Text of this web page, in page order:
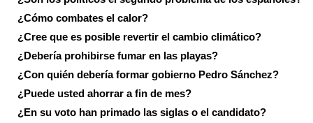
¿Cómo combates el calor?
¿Cree que es posible revertir el cambio climático?
¿Debería prohibirse fumar en las playas?
¿Con quién debería formar gobierno Pedro Sánchez?
¿Puede usted ahorrar a fin de mes?
¿En su voto han primado las siglas o el candidato?